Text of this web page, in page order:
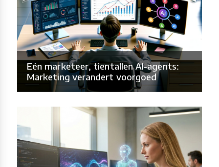
Eén marketeer, tientallen AI-agents:
Marketing verandert voorgoed